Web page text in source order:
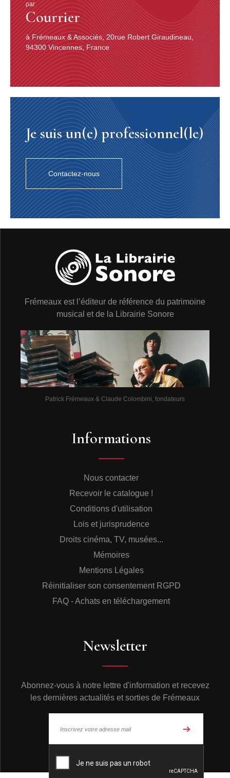
par
Courrier
à Frémeaux & Associés, 20rue Robert Giraudineau,
94300 Vincennes, France
Je suis un(e) professionnel(le)
Contactez-nous
Frémeaux est l’éditeur de référence du patrimoine
musical et de la Librairie Sonore
Patrick Frémeaux & Claude Colombini, fondateurs
Informations
Nous contacter
Recevoir le catalogue !
Conditions d'utilisation
Lois et jurisprudence
Droits cinéma, TV, musées...
Mémoires
Mentions Légales
Réinitialiser son consentement RGPD
FAQ - Achats en téléchargement
Newsletter
Abonnez-vous à notre lettre d'information et recevez
les dernières actualités et sorties de Frémeaux